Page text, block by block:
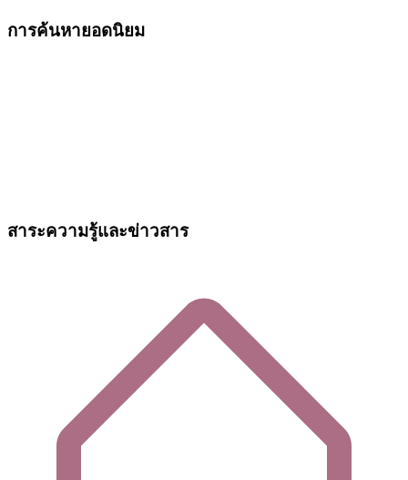
การค้นหายอดนิยม
สาระความรู้และข่าวสาร